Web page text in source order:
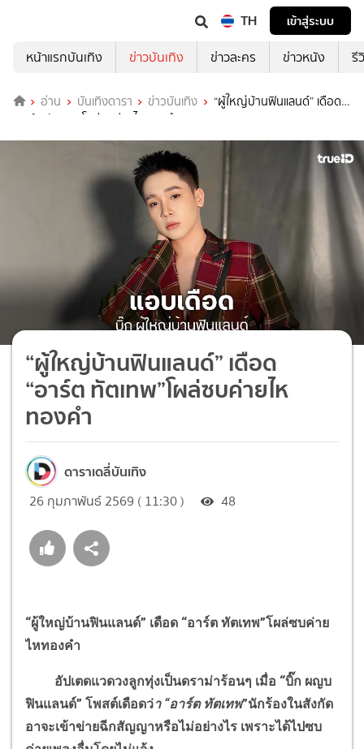
TH
เข้าสู่ระบบ
หน้าแรกบันเทิง
ข่าวบันเทิง ข่าวละคร ข่าวหนัง รี
อ่าน บันเทิงดารา ข่าวบันเทิง
“ผู้ใหญ่บ้านฟินแลนด์” เดือด
“อาร์ต ทัตเทพ”โผล่ซบค่ายไหทองคำ
“ผู้ใหญ่บ้านฟินแลนด์” เดือด
“อาร์ต ทัตเทพ”โผล่ซบค่ายไห
ทองคำ
ดาราเดลี่บันเทิง
26 กุมภาพันธ์ 2569 ( 11:30 ) 48
“ผู้ใหญ่บ้านฟินแลนด์” เดือด “อาร์ต ทัตเทพ”โผล่ซบค่าย
ไหทองคำ
อัปเตดแวดวงลูกทุ่งเป็นดราม่าร้อนๆ เมื่อ “บิ๊ก ผญบ
ฟินแลนด์” โพสต์เดือดว่า “อาร์ต ทัตเทพ”นักร้องในสังกัด
อาจะเข้าข่ายฉีกสัญญาหรือไม่อย่างไร เพราะได้ไปซบ